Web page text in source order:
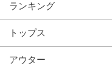
ランキング
トップス
アウター